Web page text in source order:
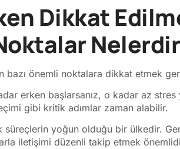
Dikkat
bazı önemli noktalara dikkat etmek
erken başlarsanız, o kadar az stres
gibi kritik adımlar zaman alabilir.
süreçlerin yoğun olduğu bir ülkedir.
iletişimi düzenli takip etmek